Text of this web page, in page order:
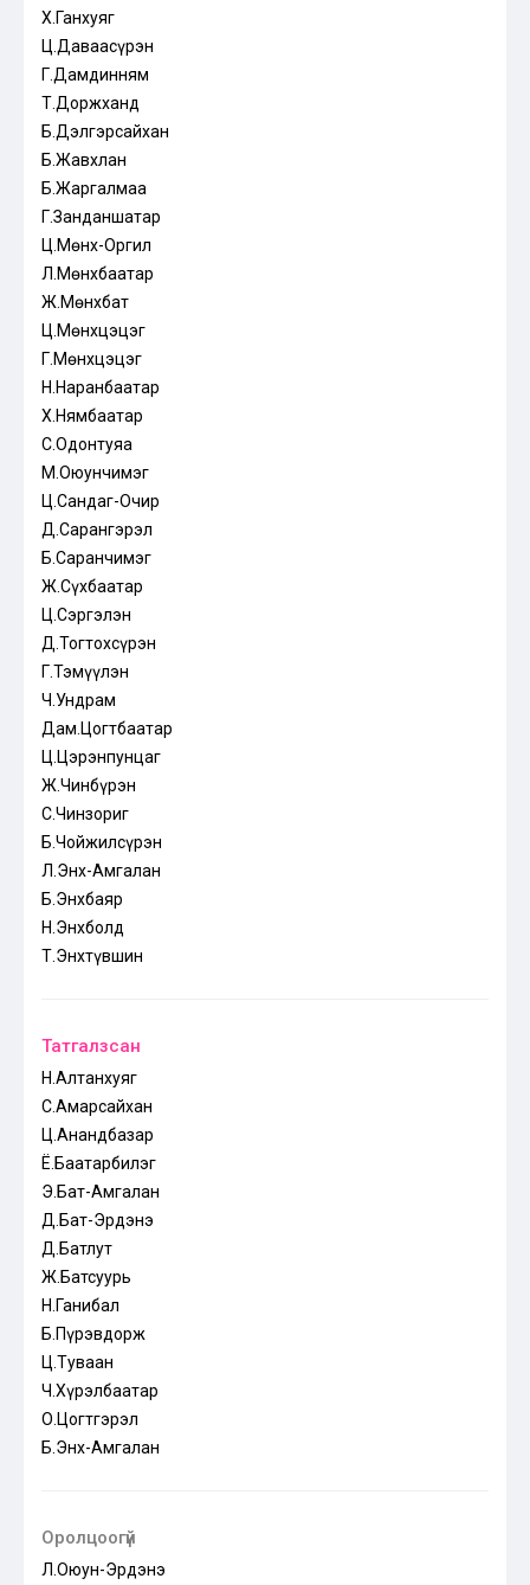
Х.Ганхуяг
Ц.Даваасүрэн
Г.Дамдинням
Т.Доржханд
Б.Дэлгэрсайхан
Б.Жавхлан
Б.Жаргалмаа
Г.Занданшатар
Ц.Мөнх-Оргил
Л.Мөнхбаатар
Ж.Мөнхбат
Ц.Мөнхцэцэг
Г.Мөнхцэцэг
Н.Наранбаатар
Х.Нямбаатар
С.Одонтуяа
М.Оюунчимэг
Ц.Сандаг-Очир
Д.Сарангэрэл
Б.Саранчимэг
Ж.Сүхбаатар
Ц.Сэргэлэн
Д.Тогтохсүрэн
Г.Тэмүүлэн
Ч.Ундрам
Дам.Цогтбаатар
Ц.Цэрэнпунцаг
Ж.Чинбүрэн
С.Чинзориг
Б.Чойжилсүрэн
Л.Энх-Амгалан
Б.Энхбаяр
Н.Энхболд
Т.Энхтүвшин
Татгалзсан
Н.Алтанхуяг
С.Амарсайхан
Ц.Анандбазар
Ё.Баатарбилэг
Э.Бат-Амгалан
Д.Бат-Эрдэнэ
Д.Батлут
Ж.Батсуурь
Н.Ганибал
Б.Пүрэвдорж
Ц.Туваан
Ч.Хүрэлбаатар
О.Цогтгэрэл
Б.Энх-Амгалан
Оролцоогүй
Л.Оюун-Эрдэнэ